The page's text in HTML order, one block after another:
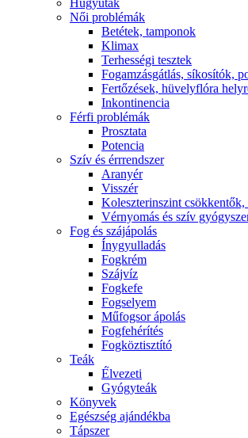
Húgyutak
Női problémák
Betétek, tamponok
Klimax
Terhességi tesztek
Fogamzásgátlás, síkosítók,
Fertőzések, hüvelyflóra
Inkontinencia
Férfi problémák
Prosztata
Potencia
Szív és érrrendszer
Aranyér
Visszér
Koleszterinszint csökkentők,
Vérnyomás és szív
Fog és szájápolás
Í́nygyulladás
Fogkrém
Szájvíz
Fogkefe
Fogselyem
Műfogsor ápolás
Fogfehérítés
Fogköztisztító
Teák
É́lvezeti
Gyógyteák
Könyvek
Egészség ajándékba
Tápszer